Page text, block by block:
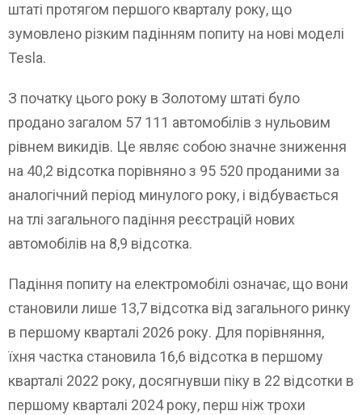
штаті протягом першого кварталу року, що
зумовлено різким падінням попиту на нові моделі
Tesla.
З початку цього року в Золотому штаті було
продано загалом 57 111 автомобілів з нульовим
рівнем викидів. Це являє собою значне зниження
на 40,2 відсотка порівняно з 95 520 проданими за
аналогічний період минулого року, і відбувається
на тлі загального падіння реєстрацій нових
автомобілів на 8,9 відсотка.
Падіння попиту на електромобілі означає, що вони
становили лише 13,7 відсотка від загального ринку
в першому кварталі 2026 року. Для порівняння,
їхня частка становила 16,6 відсотка в першому
кварталі 2022 року, досягнувши піку в 22 відсотки в
першому кварталі 2024 року, перш ніж трохи